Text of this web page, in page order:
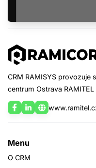
CRM RAMISYS provozuje
centrum Ostrava RAMITEL
Menu
O CRM